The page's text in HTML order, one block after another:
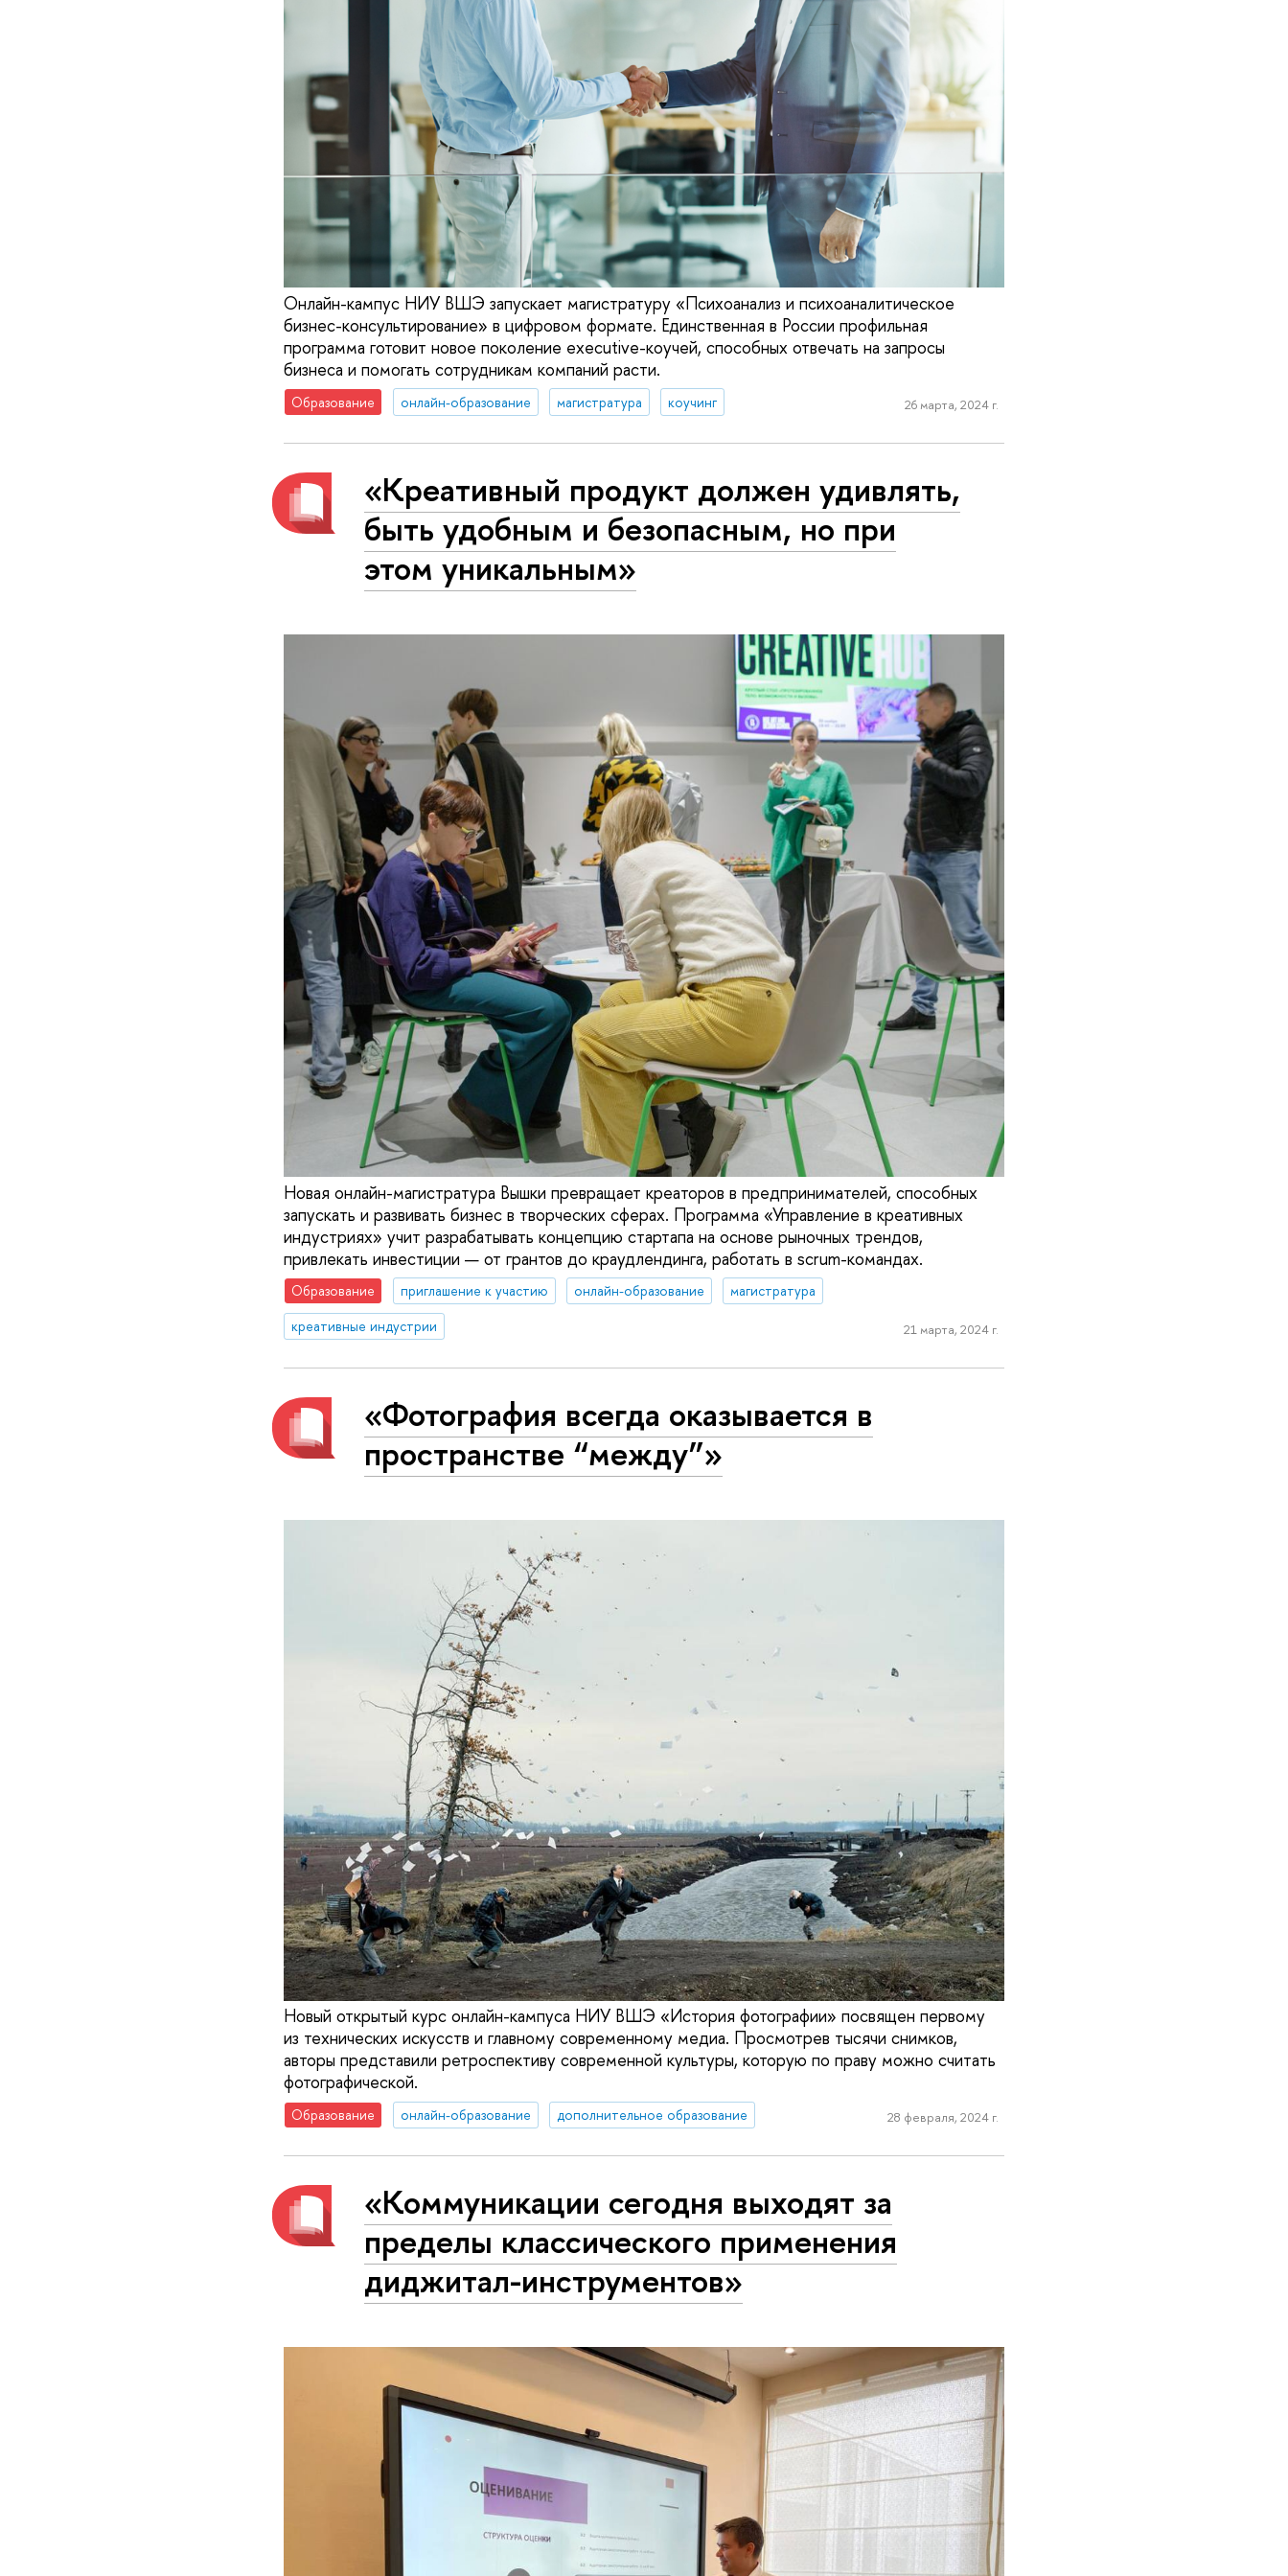
Онлайн-кампус НИУ ВШЭ запускает магистратуру «Психоанализ и психоаналитическое
бизнес-консультирование» в цифровом формате. Единственная в России профильная
программа готовит новое поколение executive-коучей, способных отвечать на запросы
бизнеса и помогать сотрудникам компаний расти.
Образование онлайн-образование магистратура коучинг 26 марта, 2024 г.
«Креативный продукт должен удивлять,
быть удобным и безопасным, но при
этом уникальным»
Новая онлайн-магистратура Вышки превращает креаторов в предпринимателей, способных
запускать и развивать бизнес в творческих сферах. Программа «Управление в креативных
индустриях» учит разрабатывать концепцию стартапа на основе рыночных трендов,
привлекать инвестиции — от грантов до краудлендинга, работать в scrum-командах.
Образование приглашение к участию онлайн-образование
магистратура
креативные индустрии
21 марта, 2024 г.
«Фотография всегда оказывается в
пространстве “между”»
Новый открытый курс онлайн-кампуса НИУ ВШЭ «История фотографии» посвящен первому
из технических искусств и главному современному медиа. Просмотрев тысячи снимков,
авторы представили ретроспективу современной культуры, которую по праву можно считать
фотографической.
Образование онлайн-образование дополнительное образование 28 февраля, 2024 г.
«Коммуникации сегодня выходят за
пределы классического применения
диджитал-инструментов»